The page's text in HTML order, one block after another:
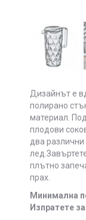
Дизайнът е
полирано
материал.
плодови
два
плътно
прах.
Минимална
Изпратете